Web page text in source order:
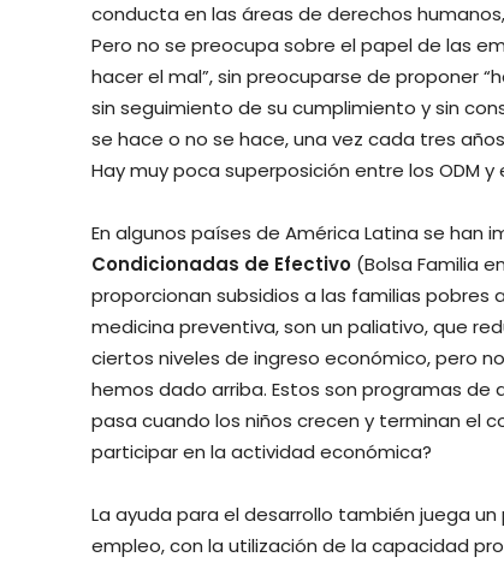
conducta en las áreas de derechos
Pero no se preocupa sobre el papel de las
hacer el mal”, sin preocuparse de proponer
sin seguimiento de su cumplimiento y sin
se hace o no se hace, una vez cada tres
Hay muy poca superposición entre los ODM
En algunos países de América Latina se han
Condicionadas de Efectivo (Bolsa Familia
proporcionan subsidios a las familias pobres
medicina preventiva, son un paliativo, que
ciertos niveles de ingreso económico, pero
hemos dado arriba. Estos son programas de
pasa cuando los niños crecen y terminan el
participar en la actividad económica?
La ayuda para el desarrollo también juega
empleo, con la utilización de la capacidad